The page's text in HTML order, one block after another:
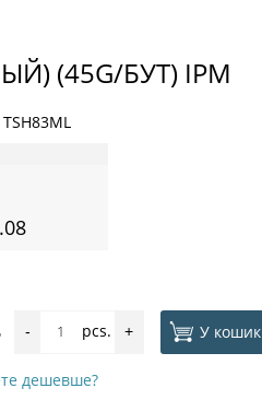
(45G/БУТ) IPM
TSH83ML
- pcs. + У кошик
дешевше?